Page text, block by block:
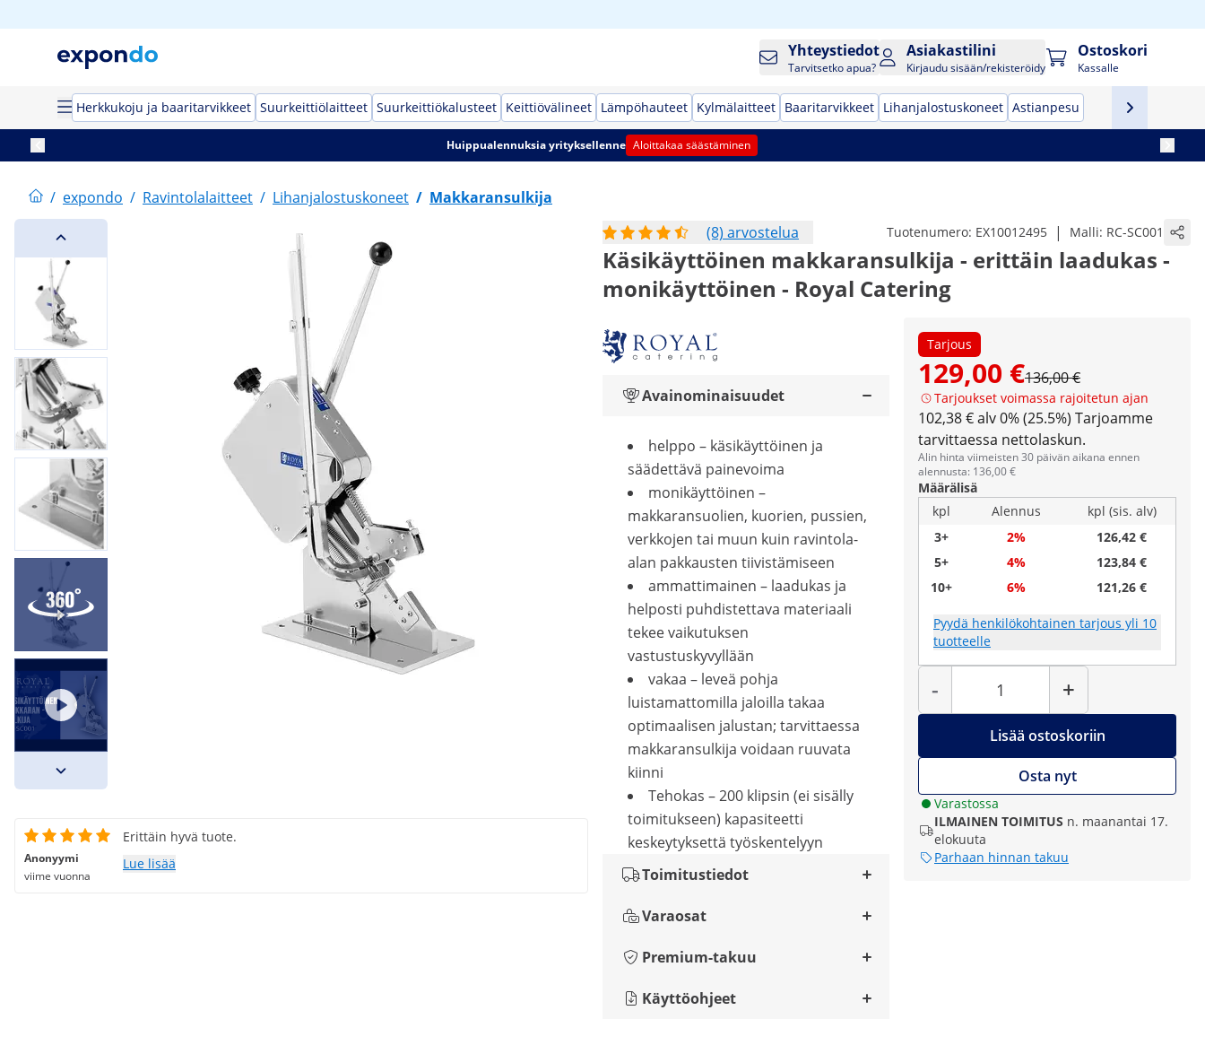
Yhteystiedot
Tarvitsetko apua?
Asiakastilini
Kirjaudu sisään/rekisteröidy
Ostoskori
Kassalle
Herkkukoju ja baaritarvikkeet Suurkeittiölaitteet Suurkeittiökalusteet Keittiövälineet Lämpöhauteet Kylmälaitteet Baaritarvikkeet Lihanjalostuskoneet Astianpesu
Huippualennuksia yrityksellenne Aloittakaa säästäminen
/ expondo / Ravintolalaitteet / Lihanjalostuskoneet / Makkaransulkija
(8) arvostelua
Tuotenumero: EX10012495 | Malli: RC-SC001
Käsikäyttöinen makkaransulkija - erittäin laadukas -
monikäyttöinen - Royal Catering
Tarjous
129,00 €136,00 €
Tarjoukset voimassa rajoitetun ajan
102,38 € alv 0% (25.5%) Tarjoamme
tarvittaessa nettolaskun.
Alin hinta viimeisten 30 päivän aikana ennen
alennusta: 136,00 €
Määrälisä
kpl
Alennus
kpl (sis. alv)
3+
2%
126,42 €
5+
4%
123,84 €
10+
6% 121,26 €
Pyydä henkilökohtainen tarjous yli 10
tuotteelle
-
Määrä
+
Lisää ostoskoriin
Osta nyt
Varastossa
ILMAINEN TOIMITUS n. maanantai 17.
elokuuta
Parhaan hinnan takuu
Avainominaisuudet
helppo – käsikäyttöinen ja
säädettävä painevoima
monikäyttöinen –
makkaransuolien, kuorien, pussien,
verkkojen tai muun kuin ravintola-
alan pakkausten tiivistämiseen
ammattimainen – laadukas ja
helposti puhdistettava materiaali
tekee vaikutuksen
vastustuskyvyllään
vakaa – leveä pohja
luistamattomilla jaloilla takaa
optimaalisen jalustan; tarvittaessa
makkaransulkija voidaan ruuvata
kiinni
Tehokas – 200 klipsin (ei sisälly
toimitukseen) kapasiteetti
keskeytyksettä työskentelyyn
Toimitustiedot
Varaosat
Premium-takuu
Käyttöohjeet
Anonyymi
viime vuonna
Erittäin hyvä tuote.
Lue lisää